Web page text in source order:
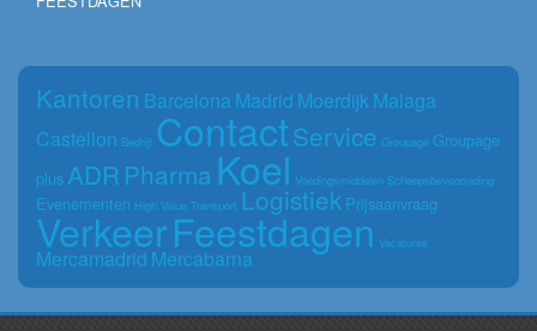
Kantoren Barcelona Madrid MoerdijkMalaga
Castellon Bedrijf ContactService Groupage Groupage
plus ADR Pharma Koel Voedingsmiddelen Scheepsbevoorrading
Evenementen High Value Transport Logistiek Prijsaanvraag
VerkeerFeestdagen Vacatures
Mercamadrid Mercabarna